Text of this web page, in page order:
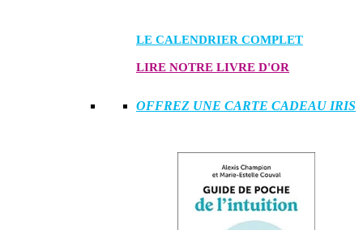
LE CALENDRIER COMPLET
LIRE NOTRE LIVRE D'OR
OFFREZ UNE CARTE CADEAU IRIS